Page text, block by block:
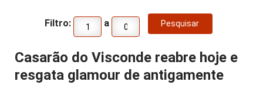
Filtro: a
Casarão do Visconde reabre hoje e
resgata glamour de antigamente